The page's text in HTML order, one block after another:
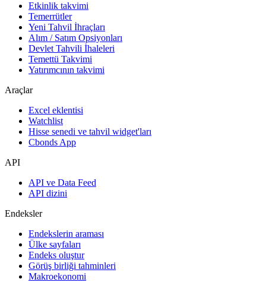
Etkinlik takvimi
Temerrütler
Yeni Tahvil İhraçları
Alım / Satım Opsiyonları
Devlet Tahvili İhaleleri
Temettü Takvimi
Yatırımcının takvimi
Araçlar
Excel eklentisi
Watchlist
Hisse senedi ve tahvil widget'ları
Cbonds App
API
API ve Data Feed
API dizini
Endeksler
Endekslerin araması
Ülke sayfaları
Endeks oluştur
Görüş birliği tahminleri
Makroekonomi